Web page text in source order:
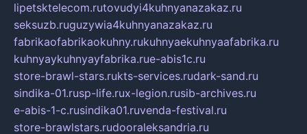
lipetsktelecom.rutovudyi4kuhnyanazakaz.ru
seksuzb.ruguzywia4kuhnyanazakaz.ru
fabrikaofabrikaokuhny.rukuhnyaekuhnyaafabrika.ru
kuhnyaykuhnyayfabrika.rue-abis1c.ru
store-brawl-stars.rukts-services.rudark-sand.ru
sindika-01.rusp-life.rux-legion.rusib-archives.ru
e-abis-1-c.rusindika01.ruvenda-festival.ru
store-brawlstars.rudooraleksandria.ru